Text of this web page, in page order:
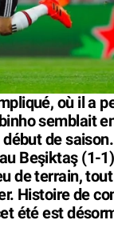
où il a
semblait
de
Beşiktaş (1-
de terrain,
Histoire de
été est